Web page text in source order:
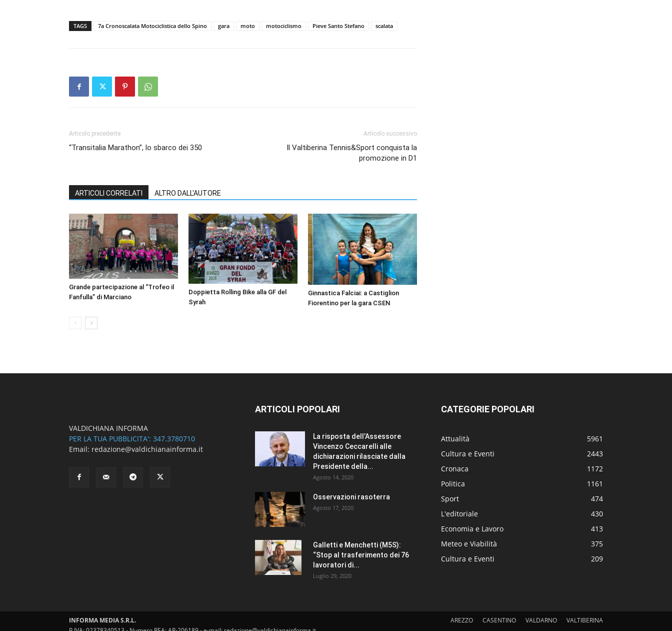
TAGS 7a Cronoscalata Motociclistica dello Spino gara moto motociclismo Pieve Santo Stefano scalata
Articolo precedente
“Transitalia Marathon”, lo sbarco dei 350
Articolo successivo
Il Valtiberina Tennis&Sport conquista la
promozione in D1
ARTICOLI CORRELATI ALTRO DALL'AUTORE
Grande partecipazione al “Trofeo il
Fanfulla” di Marciano
Doppietta Rolling Bike alla GF del
Syrah
Ginnastica Falciai: a Castiglion
Fiorentino per la gara CSEN
VALDICHIANA INFORMA
PER LA TUA PUBBLICITA': 347.3780710
Email: redazione@valdichianainforma.it
ARTICOLI POPOLARI
La risposta dell’Assessore
Vincenzo Ceccarelli alle
dichiarazioni rilasciate dalla
Presidente della...
Agosto 14, 2020
Osservazioni rasoterra
Agosto 17, 2020
Galletti e Menchetti (M5S):
“Stop al trasferimento dei 76
lavoratori di...
Luglio 29, 2020
CATEGORIE POPOLARI
Attualità
5961
Cultura e Eventi
2443
Cronaca
1172
Politica
1161
Sport
474
L'editoriale
430
Economia e Lavoro
413
Meteo e Viabilità
375
Cultura e Eventi
209
AREZZO CASENTINO VALDARNO VALTIBERINA
INFORMA MEDIA S.R.L.